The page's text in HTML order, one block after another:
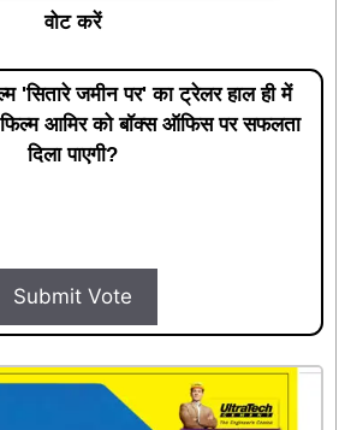
वोट करें
'सितारे जमीन पर' का ट्रेलर हाल ही में
आमिर को बॉक्स ऑफिस पर सफलता
दिला पाएगी?
Submit Vote